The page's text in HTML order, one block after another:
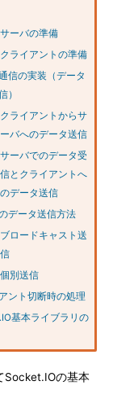
サーバの準備
クライアントの準備
信の実装（データ
）
クライアントからサ
ーバへのデータ送信
サーバでのデータ受
信とクライアントへ
のデータ送信
データ送信方法
ブロードキャスト送
信
個別送信
ント切断時の処理
基本ライブラリの
Socket.IOの基本